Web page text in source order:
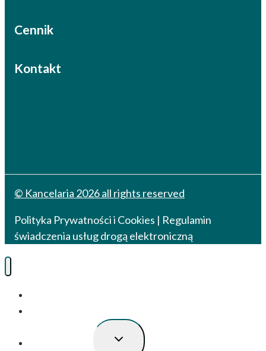
Cennik
Kontakt
© Kancelaria 2026 all rights reserved
Polityka Prywatności i Cookies | Regulamin
świadczenia usług drogą elektroniczną
Przełącz